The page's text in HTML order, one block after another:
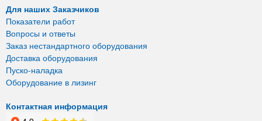
Для наших Заказчиков
Показатели работ
Вопросы и ответы
Заказ нестандартного оборудования
Доставка оборудования
Пуско-наладка
Оборудование в лизинг
Контактная информация